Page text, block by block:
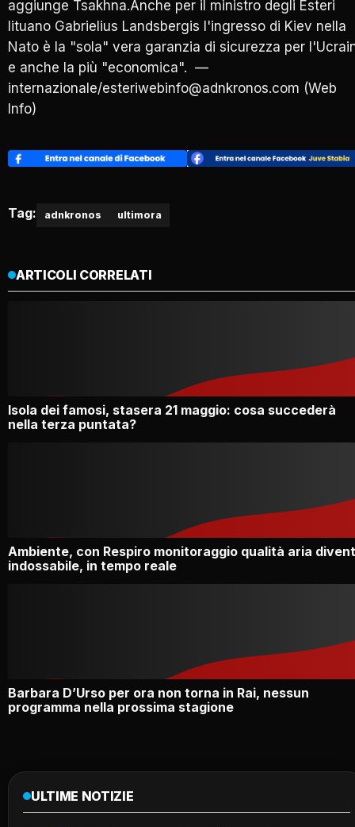
aggiunge Tsakhna.Anche per il ministro degli Esteri
lituano Gabrielius Landsbergis l'ingresso di Kiev nella
Nato è la "sola" vera garanzia di sicurezza per
e anche la più "economica". —
internazionale/esteriwebinfo@adnkronos.com (Web
Info)
Tag: adnkronos ultimora
ARTICOLI CORRELATI
Isola dei famosi, stasera 21 maggio: cosa succederà
nella terza puntata?
Ambiente, con Respiro monitoraggio qualità aria
indossabile, in tempo reale
Barbara D’Urso per ora non torna in Rai, nessun
programma nella prossima stagione
ULTIME NOTIZIE